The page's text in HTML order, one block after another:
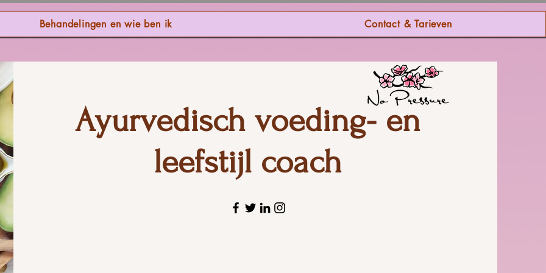
Behandelingen en wie ben ik Contact & Tarieven
Ayurvedisch voeding- en
leefstijl coach